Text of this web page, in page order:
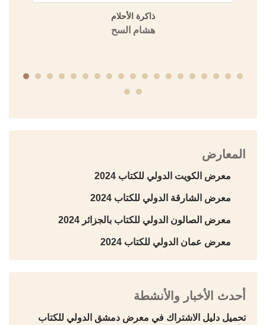
ذاكرة الأحلام
هشام السح
المعارض
معرض الكويت الدولي للكتاب 2024
معرض الشارقة الدولي للكتاب 2024
معرض الصالون الدولي للكتاب بالجزائر 2024
معرض عمان الدولي للكتاب 2024
أحدث الأخبار والأنشطة
تحميل دليل الاشتراك في معرض دمشق الدولي للكتاب